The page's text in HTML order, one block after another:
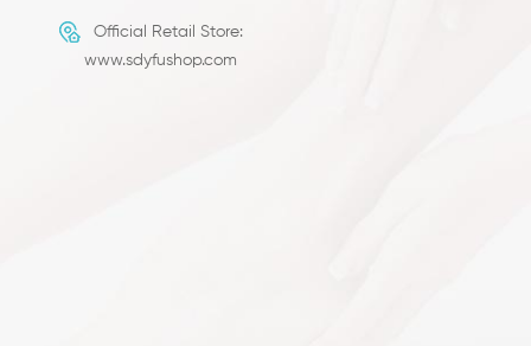
Official Retail Store:
www.sdyfushop.com